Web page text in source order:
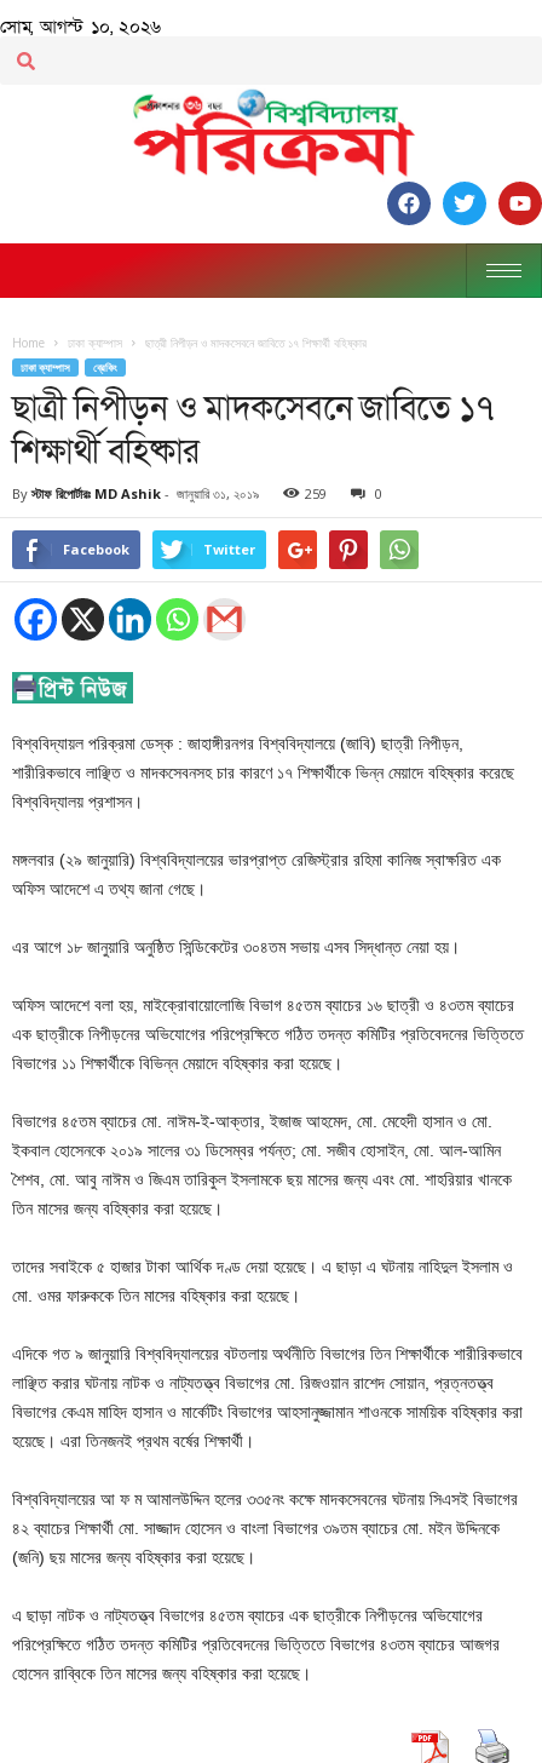
সোম, আগস্ট ১০, ২০২৬
Home ঢাকা ক্যাম্পাস ছাত্রী নিপীড়ন ও মাদকসেবনে জাবিতে ১৭ শিক্ষার্থী বহিষ্কার
ঢাকা ক্যাম্পাস ব্রেকিং
ছাত্রী নিপীড়ন ও মাদকসেবনে জাবিতে ১৭
শিক্ষার্থী বহিষ্কার
By স্টাফ রিপোর্টারঃ MD Ashik - জানুয়ারি ৩১, ২০১৯ 259 0
Facebook Twitter
বিশ্ববিদ্যায়ল পরিক্রমা ডেস্ক : জাহাঙ্গীরনগর বিশ্ববিদ্যালয়ে (জাবি) ছাত্রী নিপীড়ন,
শারীরিকভাবে লাঞ্ছিত ও মাদকসেবনসহ চার কারণে ১৭ শিক্ষার্থীকে ভিন্ন মেয়াদে বহিষ্কার করেছে
বিশ্ববিদ্যালয় প্রশাসন।
মঙ্গলবার (২৯ জানুয়ারি) বিশ্ববিদ্যালয়ের ভারপ্রাপ্ত রেজিস্ট্রার রহিমা কানিজ স্বাক্ষরিত এক
অফিস আদেশে এ তথ্য জানা গেছে।
এর আগে ১৮ জানুয়ারি অনুষ্ঠিত সিন্ডিকেটের ৩০৪তম সভায় এসব সিদ্ধান্ত নেয়া হয়।
অফিস আদেশে বলা হয়, মাইক্রোবায়োলোজি বিভাগ ৪৫তম ব্যাচের ১৬ ছাত্রী ও ৪৩তম ব্যাচের
এক ছাত্রীকে নিপীড়নের অভিযোগের পরিপ্রেক্ষিতে গঠিত তদন্ত কমিটির প্রতিবেদনের ভিত্তিতে
বিভাগের ১১ শিক্ষার্থীকে বিভিন্ন মেয়াদে বহিষ্কার করা হয়েছে।
বিভাগের ৪৫তম ব্যাচের মো. নাঈম-ই-আক্তার, ইজাজ আহমেদ, মো. মেহেদী হাসান ও মো.
ইকবাল হোসেনকে ২০১৯ সালের ৩১ ডিসেম্বর পর্যন্ত; মো. সজীব হোসাইন, মো. আল-আমিন
শৈশব, মো. আবু নাঈম ও জিএম তারিকুল ইসলামকে ছয় মাসের জন্য এবং মো. শাহরিয়ার খানকে
তিন মাসের জন্য বহিষ্কার করা হয়েছে।
তাদের সবাইকে ৫ হাজার টাকা আর্থিক দণ্ড দেয়া হয়েছে। এ ছাড়া এ ঘটনায় নাহিদুল ইসলাম ও
মো. ওমর ফারুককে তিন মাসের বহিষ্কার করা হয়েছে।
এদিকে গত ৯ জানুয়ারি বিশ্ববিদ্যালয়ের বটতলায় অর্থনীতি বিভাগের তিন শিক্ষার্থীকে শারীরিকভাবে
লাঞ্ছিত করার ঘটনায় নাটক ও নাট্যতত্ত্ব বিভাগের মো. রিজওয়ান রাশেদ সোয়ান, প্রত্নতত্ত্ব
বিভাগের কেএম মাহিদ হাসান ও মার্কেটিং বিভাগের আহসানুজ্জামান শাওনকে সাময়িক বহিষ্কার করা
হয়েছে। এরা তিনজনই প্রথম বর্ষের শিক্ষার্থী।
বিশ্ববিদ্যালয়ের আ ফ ম আমালউদ্দিন হলের ৩৩৫নং কক্ষে মাদকসেবনের ঘটনায় সিএসই বিভাগের
৪২ ব্যাচের শিক্ষার্থী মো. সাজ্জাদ হোসেন ও বাংলা বিভাগের ৩৯তম ব্যাচের মো. মইন উদ্দিনকে
(জনি) ছয় মাসের জন্য বহিষ্কার করা হয়েছে।
এ ছাড়া নাটক ও নাট্যতত্ত্ব বিভাগের ৪৫তম ব্যাচের এক ছাত্রীকে নিপীড়নের অভিযোগের
পরিপ্রেক্ষিতে গঠিত তদন্ত কমিটির প্রতিবেদনের ভিত্তিতে বিভাগের ৪৩তম ব্যাচের আজগর
হোসেন রাব্বিকে তিন মাসের জন্য বহিষ্কার করা হয়েছে।